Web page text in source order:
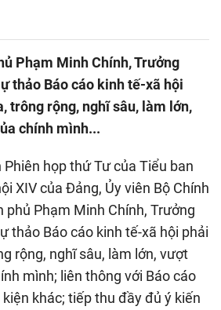
Phạm Minh Chính, Trưởng
thảo Báo cáo kinh tế-xã hội
trông rộng, nghĩ sâu, làm lớn,
chính mình...
họp thứ Tư của Tiểu ban
XIV của Đảng, Ủy viên Bộ Chính
phủ Phạm Minh Chính, Trưởng
thảo Báo cáo kinh tế-xã hội phải
rộng, nghĩ sâu, làm lớn, vượt
mình; liên thông với Báo cáo
khác; tiếp thu đầy đủ ý kiến